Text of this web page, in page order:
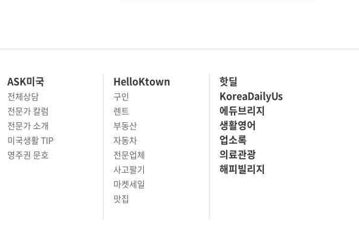
ASK미국
전체상담
전문가 칼럼
전문가 소개
미국생활 TIP
영주권 문호
HelloKtown
구인
렌트
부동산
자동차
전문업체
사고팔기
마켓세일
맛집
핫딜
KoreaDailyUs
에듀브리지
생활영어
업소록
의료관광
해피빌리지